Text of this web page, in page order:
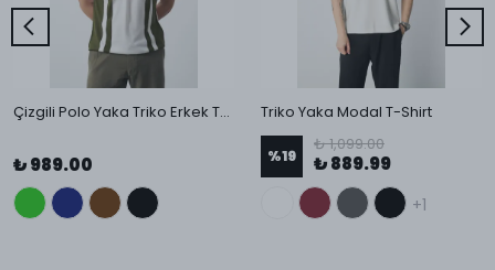
Çizgili Polo Yaka Triko Erkek T-Shirt
₺ 989.00
Triko Yaka Modal T-Shirt
%19
₺ 1,099.00
₺ 889.99
+1